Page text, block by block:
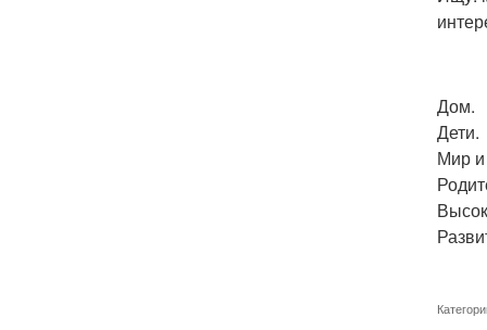
Дом.
Дети.
Мир и